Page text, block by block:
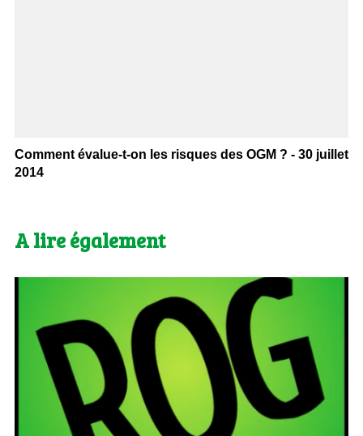
Comment évalue-t-on les risques des OGM ? - 30 juillet
2014
A lire également